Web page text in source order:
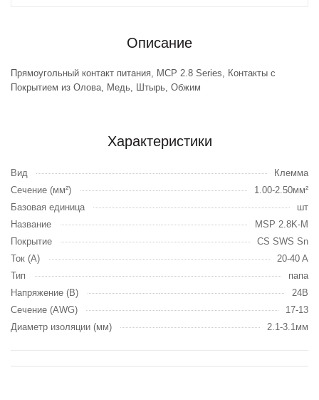
Описание
Прямоугольный контакт питания, MCP 2.8 Series, Контакты с
Покрытием из Олова, Медь, Штырь, Обжим
Характеристики
Вид
Клемма
Сечение (мм²)
1.00-2.50мм²
Базовая единица
шт
Название
MSP 2.8K-M
Покрытие
CS SWS Sn
Ток (А)
20-40 A
Тип
папа
Напряжение (В)
24В
Сечение (AWG)
17-13
Диаметр изоляции (мм)
2.1-3.1мм